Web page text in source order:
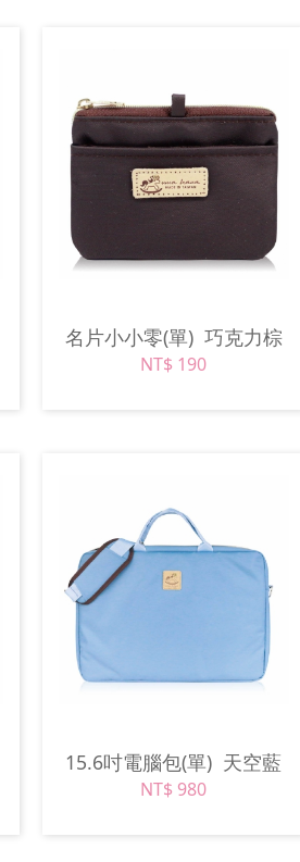
名片小小零(單) 巧克力棕
NT$ 190
15.6吋電腦包(單) 天空藍
NT$ 980